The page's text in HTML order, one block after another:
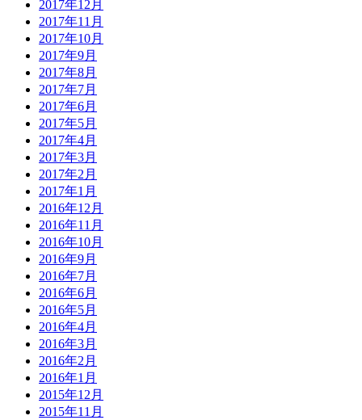
2017年12月
2017年11月
2017年10月
2017年9月
2017年8月
2017年7月
2017年6月
2017年5月
2017年4月
2017年3月
2017年2月
2017年1月
2016年12月
2016年11月
2016年10月
2016年9月
2016年7月
2016年6月
2016年5月
2016年4月
2016年3月
2016年2月
2016年1月
2015年12月
2015年11月